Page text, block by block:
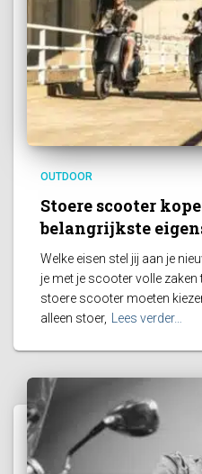
OUTDOOR
Stoere scooter
belangrijkste
Welke eisen stel jij aan je
je met je scooter volle zaken
stoere scooter moeten
alleen stoer, Lees verder…